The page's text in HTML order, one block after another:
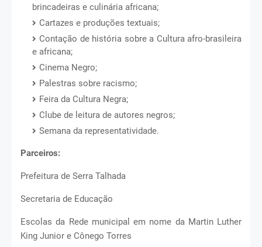
brincadeiras e culinária africana;
Cartazes e produções textuais;
Contação de história sobre a Cultura afro-brasileira
e africana;
Cinema Negro;
Palestras sobre racismo;
Feira da Cultura Negra;
Clube de leitura de autores negros;
Semana da representatividade.
Parceiros:
Prefeitura de Serra Talhada
Secretaria de Educação
Escolas da Rede municipal em nome da Martin Luther
King Junior e Cônego Torres